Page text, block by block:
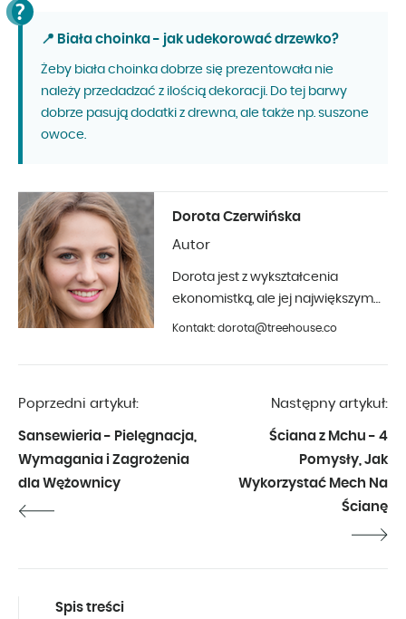
📍 Biała choinka - jak udekorować drzewko?
Żeby biała choinka dobrze się prezentowała nie
należy przedadzać z ilością dekoracji. Do tej barwy
dobrze pasują dodatki z drewna, ale także np. suszone
owoce.
Dorota Czerwińska
Autor
Dorota jest z wykształcenia
ekonomistką, ale jej największym
hobby jest fotografia i aranżacja
od początku 2019 roku.
Kontakt: dorota@treehouse.co
Poprzedni artykuł:
Sansewieria - Pielęgnacja,
Wymagania i Zagrożenia
dla Wężownicy
Następny artykuł:
Ściana z Mchu - 4
Pomysły, Jak
Wykorzystać Mech Na
Ścianę
Spis treści